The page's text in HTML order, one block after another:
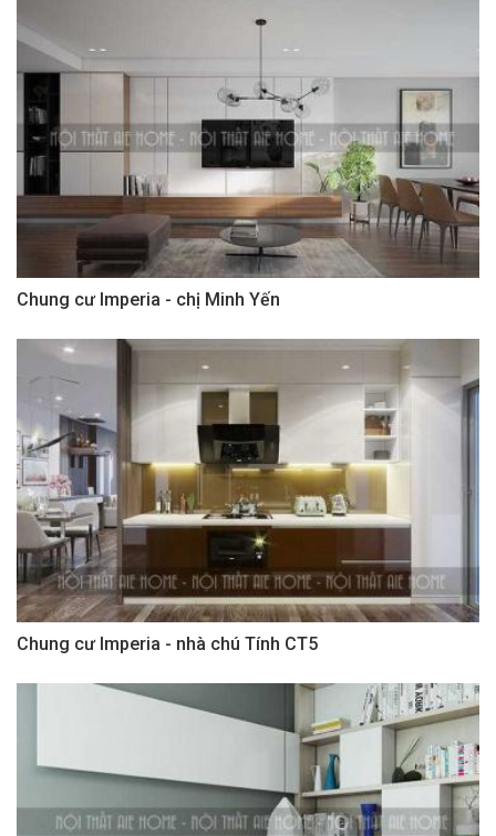
Chung cư Imperia - chị Minh Yến
Chung cư Imperia - nhà chú Tính CT5